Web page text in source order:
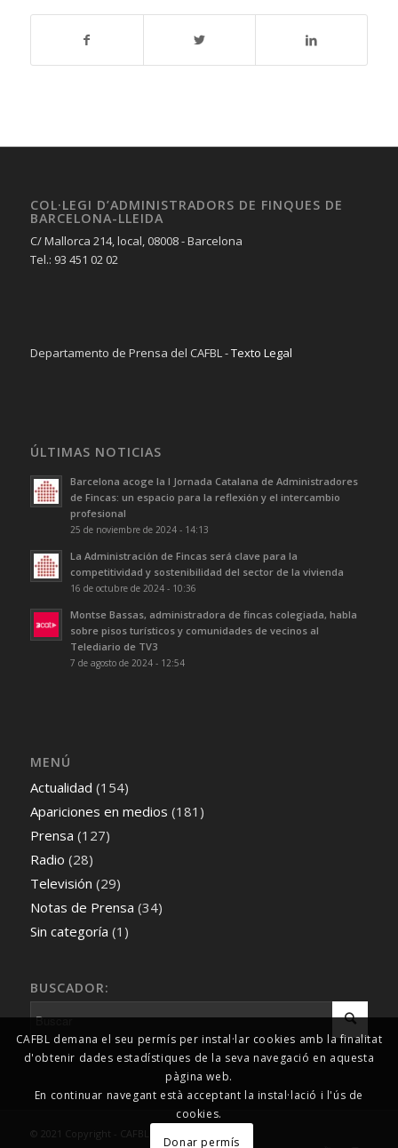
COL·LEGI D’ADMINISTRADORS DE FINQUES DE
BARCELONA-LLEIDA
C/ Mallorca 214, local, 08008 - Barcelona
Tel.: 93 451 02 02
Departamento de Prensa del CAFBL -Texto Legal
ÚLTIMAS NOTICIAS
Barcelona acoge la I Jornada Catalana de Administradores
de Fincas: un espacio para la reflexión y el intercambio
profesional
25 de noviembre de 2024 - 14:13
La Administración de Fincas será clave para la
competitividad y sostenibilidad del sector de la vivienda
16 de octubre de 2024 - 10:36
Montse Bassas, administradora de fincas colegiada, habla
sobre pisos turísticos y comunidades de vecinos al
Telediario de TV3
7 de agosto de 2024 - 12:54
MENÚ
Actualidad (154)
Apariciones en medios (181)
Prensa (127)
Radio (28)
Televisión (29)
Notas de Prensa (34)
Sin categoría (1)
BUSCADOR:
© 2021 Copyright - CAFBL Comunicació
CAFBL demana el seu permís per instal·lar cookies amb la finalitat
d'obtenir dades estadístiques de la seva navegació en aquesta
pàgina web.
En continuar navegant està acceptant la instal·lació i l'ús de
cookies.
Donar permís